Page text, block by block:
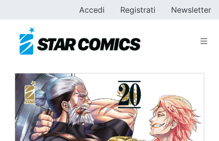
Accedi Registrati Newsletter